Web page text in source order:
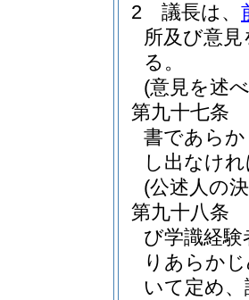
2
議長は、
所及び意
る。
(意見を述
第九十七条
書であら
し出なけ
(公述人の
第九十八条
び学識経験
りあらか
いて定め